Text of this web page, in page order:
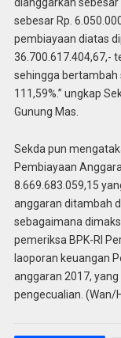
sebesar Rp.
pembiayaan diatas
36.700.617.404,67,-
sehingga bertambah
111,59%.” ungkap
Gunung Mas.
Sekda pun
Pembiayaan
8.669.683.059,15
anggaran ditambah
sebagaimana
pemeriksa BPK-RI
laoporan keuangan
anggaran 2017,
pengecualian. (Wan/